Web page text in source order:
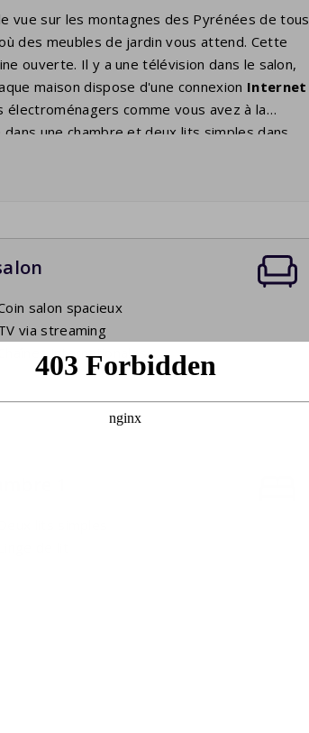
vue sur les montagnes des Pyrénées de tous
des meubles de jardin vous attend. Cette
ouverte. Il y a une télévision dans le salon,
maison dispose d'une connexion Internet
comme vous avez à la
une chambre et deux lits simples dans
salon spacieux
via streaming
Chaînes internationales